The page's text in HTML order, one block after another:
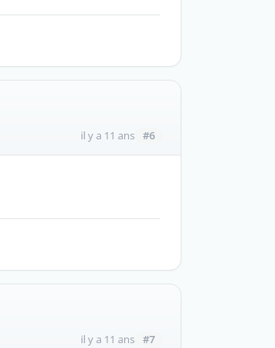
il y a 11 ans #6
il y a 11 ans #7